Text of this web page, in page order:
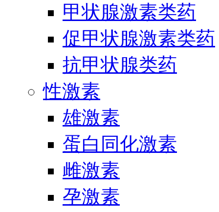
甲状腺激素类药
促甲状腺激素类药
抗甲状腺类药
性激素
雄激素
蛋白同化激素
雌激素
孕激素